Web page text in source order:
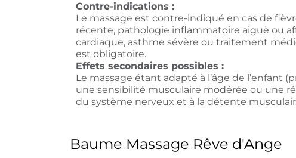
Contre-indications :
Le massage est contre-indiqué en cas de
récente, pathologie inflammatoire aiguë ou
cardiaque, asthme sévère ou traitement
est obligatoire.
Effets secondaires possibles :
Le massage étant adapté à l’âge de l’enfant
une sensibilité musculaire modérée ou une
du système nerveux et à la détente
Baume Massage Rêve d'Ange